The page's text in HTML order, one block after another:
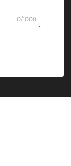
0/1000